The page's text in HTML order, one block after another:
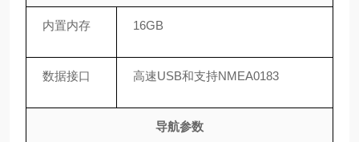
内置内存 16GB
数据接口 高速USB和支持NMEA0183
导航参数